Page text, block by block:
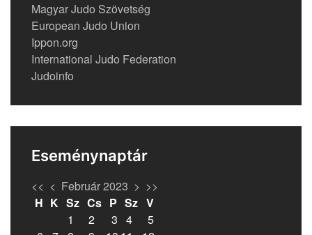
Magyar Judo Szövetség
European Judo Union
Ippon.org
International Judo Federation
Judoinfo
Eseménynaptár
<< < Február 2023 > >>
H K Sz Cs P Sz V
1
2 3 4
5